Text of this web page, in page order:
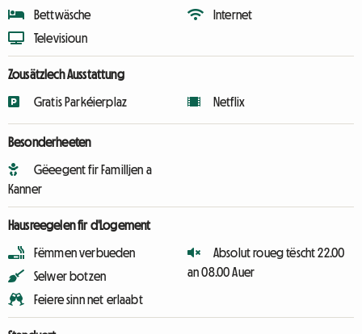
Bettwäsche
Televisioun
Internet
Zousätzlech Ausstattung
Gratis Parkéierplaz Netflix
Besonderheeten
Gëeegent fir Familljen a
Kanner
Hausreegelen fir d'Logement
Fëmmen verbueden
Selwer botzen
Feiere sinn net erlaabt
Absolut roueg tëscht 22.00
an 08.00 Auer